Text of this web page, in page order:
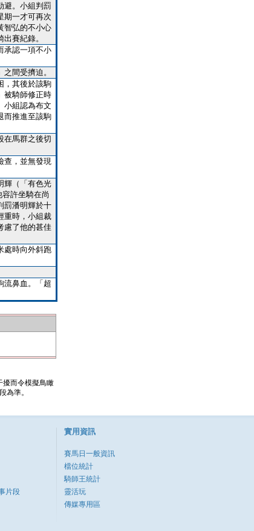
避。小組判罰
期一才可再次
智弘的不小心
賽紀錄。
承認一項不小
間受擠迫。
，其後於該駒
被騎師修正時
小組認為布文
而推進至該駒
在馬群之後切
查，並無發現
輝（「有色光
許坐騎在尚
罰潘明輝於十
重時，小組裁
慮了他的甚佳
處時向外斜跑
流鼻血。「超
擾而令模擬鳥瞰
為準。
片段
實用資訊
賽馬日一般資訊
檔位統計
騎師王統計
靈活玩
傳媒專用區